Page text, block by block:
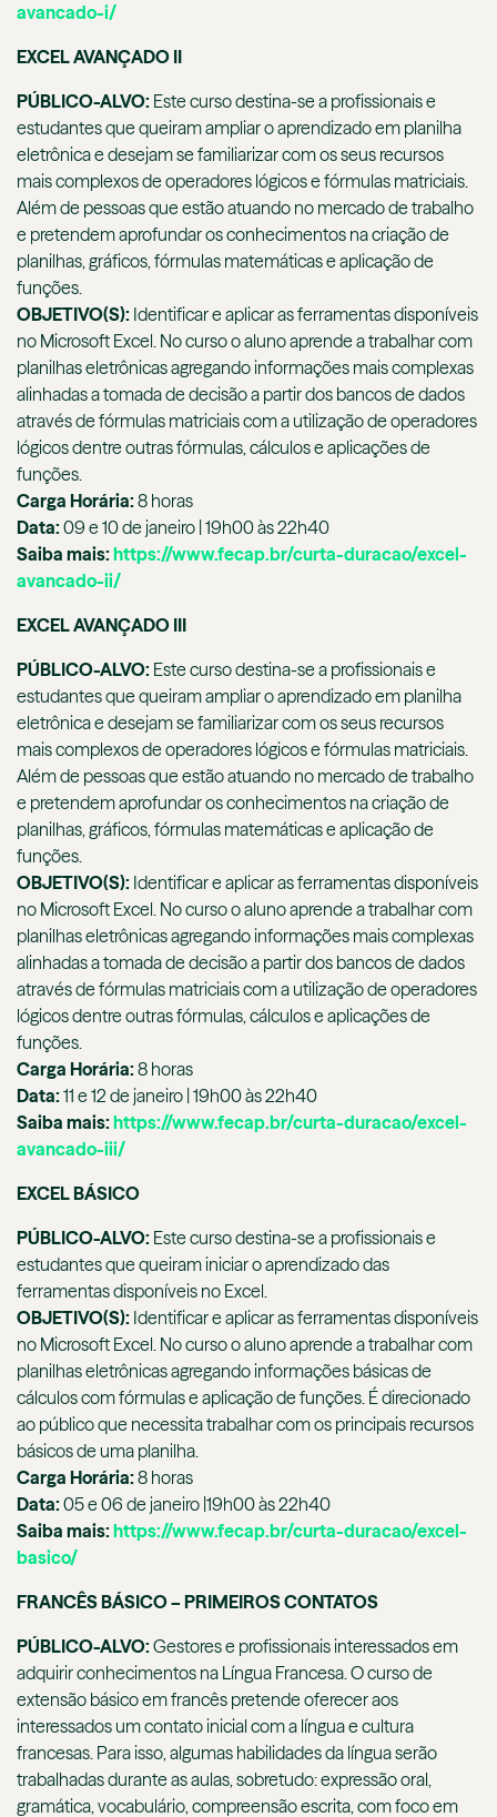
avancado-i/
EXCEL AVANÇADO II
PÚBLICO-ALVO: Este curso destina-se a profissionais e
estudantes que queiram ampliar o aprendizado em planilha
eletrônica e desejam se familiarizar com os seus recursos
mais complexos de operadores lógicos e fórmulas matriciais.
Além de pessoas que estão atuando no mercado de trabalho
e pretendem aprofundar os conhecimentos na criação de
planilhas, gráficos, fórmulas matemáticas e aplicação de
funções.
OBJETIVO(S): Identificar e aplicar as ferramentas disponíveis
no Microsoft Excel. No curso o aluno aprende a trabalhar com
planilhas eletrônicas agregando informações mais complexas
alinhadas a tomada de decisão a partir dos bancos de dados
através de fórmulas matriciais com a utilização de operadores
lógicos dentre outras fórmulas, cálculos e aplicações de
funções.
Carga Horária:8 horas
Data:09 e 10 de janeiro | 19h00 às 22h40
Saiba mais:https://www.fecap.br/curta-duracao/excel-
avancado-ii/
EXCEL AVANÇADO III
PÚBLICO-ALVO: Este curso destina-se a profissionais e
estudantes que queiram ampliar o aprendizado em planilha
eletrônica e desejam se familiarizar com os seus recursos
mais complexos de operadores lógicos e fórmulas matriciais.
Além de pessoas que estão atuando no mercado de trabalho
e pretendem aprofundar os conhecimentos na criação de
planilhas, gráficos, fórmulas matemáticas e aplicação de
funções.
OBJETIVO(S): Identificar e aplicar as ferramentas disponíveis
no Microsoft Excel. No curso o aluno aprende a trabalhar com
planilhas eletrônicas agregando informações mais complexas
alinhadas a tomada de decisão a partir dos bancos de dados
através de fórmulas matriciais com a utilização de operadores
lógicos dentre outras fórmulas, cálculos e aplicações de
funções.
Carga Horária:8 horas
Data:11 e 12 de janeiro | 19h00 às 22h40
Saiba mais:https://www.fecap.br/curta-duracao/excel-
avancado-iii/
EXCEL BÁSICO
PÚBLICO-ALVO: Este curso destina-se a profissionais e
estudantes que queiram iniciar o aprendizado das
ferramentas disponíveis no Excel.
OBJETIVO(S): Identificar e aplicar as ferramentas disponíveis
no Microsoft Excel. No curso o aluno aprende a trabalhar com
planilhas eletrônicas agregando informações básicas de
cálculos com fórmulas e aplicação de funções. É direcionado
ao público que necessita trabalhar com os principais recursos
básicos de uma planilha.
Carga Horária:8 horas
Data:05 e 06 de janeiro |19h00 às 22h40
Saiba mais:https://www.fecap.br/curta-duracao/excel-
basico/
FRANCÊS BÁSICO – PRIMEIROS CONTATOS
PÚBLICO-ALVO:Gestores e profissionais interessados em
adquirir conhecimentos na Língua Francesa. O curso de
extensão básico em francês pretende oferecer aos
interessados um contato inicial com a língua e cultura
francesas. Para isso, algumas habilidades da língua serão
trabalhadas durante as aulas, sobretudo: expressão oral,
gramática, vocabulário, compreensão escrita, com foco em